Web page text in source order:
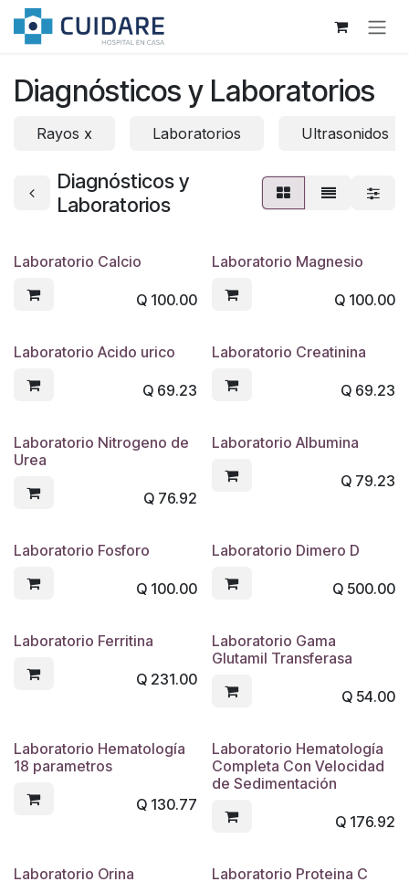
Ir al contenido
Diagnósticos y Laboratorios
Rayos x Laboratorios Ultrasonidos
Diagnósticos y
Laboratorios
Laboratorio Calcio
Q 100.00
Laboratorio Magnesio
Q 100.00
Laboratorio Acido urico
Q 69.23
Laboratorio Creatinina
Q 69.23
Laboratorio Nitrogeno de
Urea
Q 76.92
Laboratorio Albumina
Q 79.23
Laboratorio Fosforo
Q 100.00
Laboratorio Dimero D
Q 500.00
Laboratorio Ferritina
Q 231.00
Laboratorio Gama
Glutamil Transferasa
Q 54.00
Laboratorio Hematología
18 parametros
Q 130.77
Laboratorio Hematología
Completa Con Velocidad
de Sedimentación
Q 176.92
Laboratorio Orina
Laboratorio Proteina C